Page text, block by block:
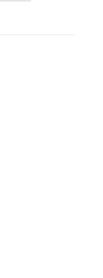
강한 충격에도 림
을 원한다면 단조